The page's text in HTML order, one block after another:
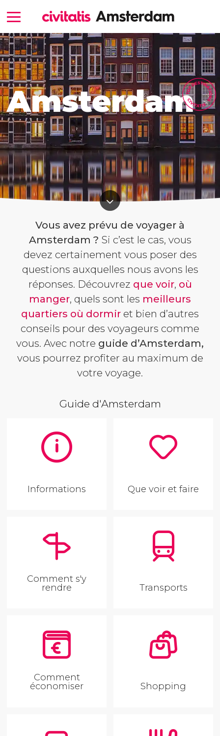
Amsterdam
Vous avez prévu de voyager à
Amsterdam ? Si c’est le cas, vous
devez certainement vous poser des
questions auxquelles nous avons les
réponses. Découvrez que voir, où
manger, quels sont les meilleurs
quartiers où dormir et bien d’autres
conseils pour des voyageurs comme
vous. Avec notre guide d’Amsterdam,
vous pourrez profiter au maximum de
votre voyage.
Guide d'Amsterdam
Informations Que voir et faire
Comment s'y
rendre Transports
Comment
économiser Shopping